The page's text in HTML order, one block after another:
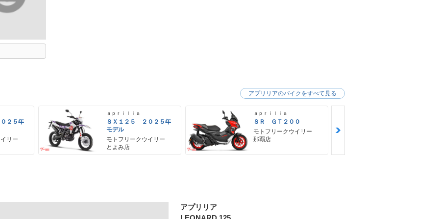
２５年
イリー
ａｐｒｉｌｉａ
ＳＸ１２５ ２０２５年
モデル
モトフリークウイリー
とよみ店
ａｐｒｉｌｉａ
ＳＲ ＧＴ２００
モトフリークウイリー
那覇店
アプリリアのバイクをすべて見る
アプリリア